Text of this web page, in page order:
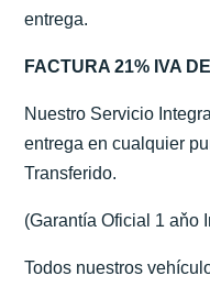
entrega.
FACTURA 21% IVA
Nuestro Servicio
entrega en cualquier
Transferido.
(Garantía Oficial 1 aňo
Todos nuestros